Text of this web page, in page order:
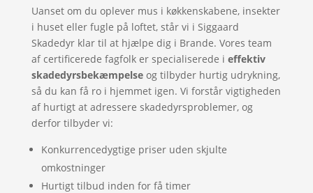
Uanset om du oplever mus i køkkenskabene, insekter
i huset eller fugle på loftet, står vi i Siggaard
Skadedyr klar til at hjælpe dig i Brande. Vores team
af certificerede fagfolk er specialiserede i effektiv
skadedyrsbekæmpelseog tilbyder hurtig udrykning,
så du kan få ro i hjemmet igen. Vi forstår vigtigheden
af hurtigt at adressere skadedyrsproblemer, og
derfor tilbyder vi:
Konkurrencedygtige priser uden skjulte
omkostninger
Hurtigt tilbud inden for få timer